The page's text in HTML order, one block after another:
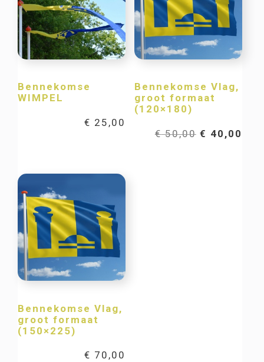
Bennekomse
WIMPEL
€ 25,00
Bennekomse Vlag,
groot formaat
(120×180)
€50,00 € 40,00
Bennekomse Vlag,
groot formaat
(150×225)
€ 70,00